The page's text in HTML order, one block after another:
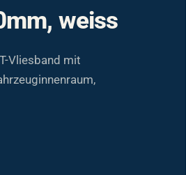
weiss
Vliesband mit